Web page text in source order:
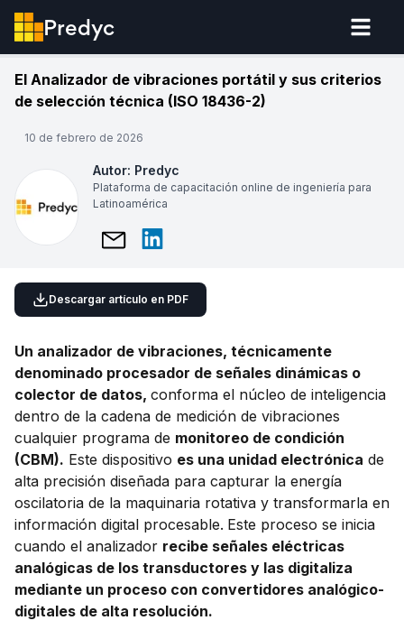
Predyc
El Analizador de vibraciones portátil y sus criterios
de selección técnica (ISO 18436-2)
10 de febrero de 2026
Autor: Predyc
Plataforma de capacitación online de ingeniería para
Latinoamérica
Descargar artículo en PDF
Un analizador de vibraciones, técnicamente
denominado procesador de señales dinámicas o
colector de datos, conforma el núcleo de inteligencia
dentro de la cadena de medición de vibraciones
cualquier programa de monitoreo de condición
(CBM). Este dispositivo es una unidad electrónica de
alta precisión diseñada para capturar la energía
oscilatoria de la maquinaria rotativa y transformarla en
información digital procesable. Este proceso se inicia
cuando el analizador recibe señales eléctricas
analógicas de los transductores y las digitaliza
mediante un proceso con convertidores analógico-
digitales de alta resolución.